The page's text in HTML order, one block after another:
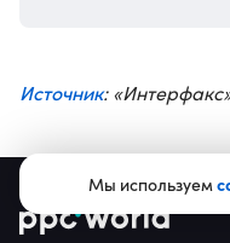
Мы используем
Источник: